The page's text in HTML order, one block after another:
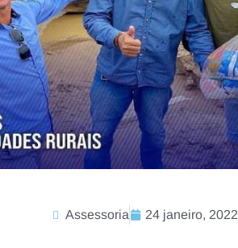
Assessoria 24 janeiro, 2022